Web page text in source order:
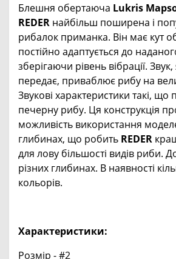
Блешня обертаюча Lukris
REDER найбільш поширена і
рибалок приманка. Він має кут
постійно адаптується до
зберігаючи рівень вібрації.
передає, приваблює рибу на
Звукові характеристики такі,
печерну рибу. Ця конструкція
можливість використання
глибинах, що робить REDER
для лову більшості видів риби.
різних глибинах. В наявності
кольорів.
Характеристики:
Розмір - #2